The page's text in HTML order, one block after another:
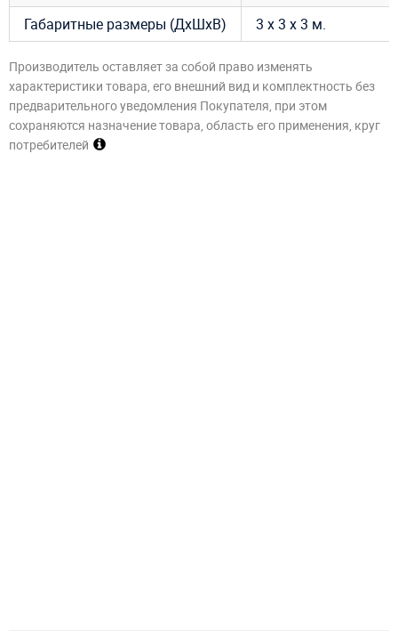
Габаритные размеры (ДхШхВ)
3 х 3 х 3 м.
Производитель оставляет за собой право изменять
характеристики товара, его внешний вид и комплектность без
предварительного уведомления Покупателя, при этом
сохраняются назначение товара, область его применения, круг
потребителей